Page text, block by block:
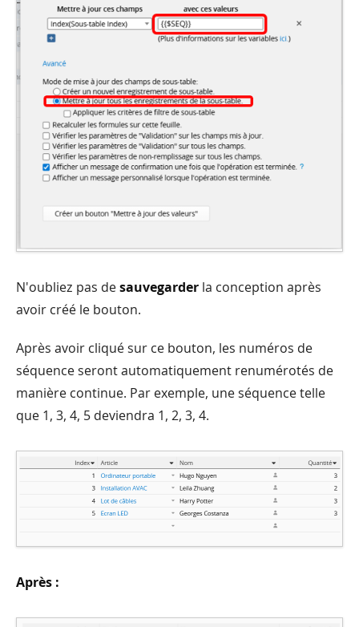
N'oubliez pas desauvegarder la conception après
avoir créé le bouton.
Après avoir cliqué sur ce bouton, les numéros de
séquence seront automatiquement renumérotés de
manière continue. Par exemple, une séquence telle
que 1, 3, 4, 5 deviendra 1, 2, 3, 4.
Après :